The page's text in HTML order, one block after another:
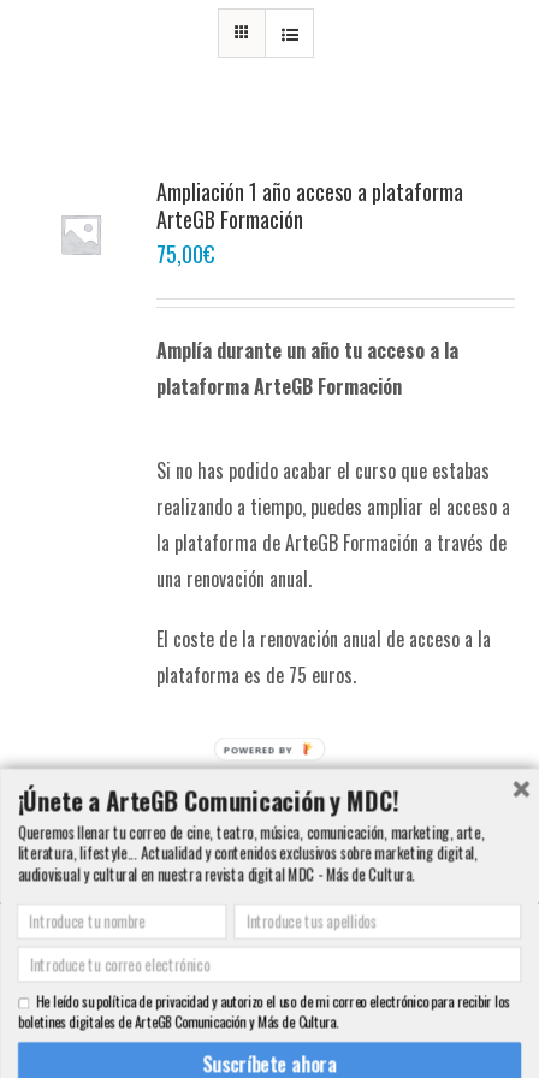
Ampliación 1 año acceso a plataforma
ArteGB Formación
75,00€
Amplía durante un año tu acceso a la
plataforma ArteGB Formación
Si no has podido acabar el curso que estabas
realizando a tiempo, puedes ampliar el acceso a
la plataforma de ArteGB Formación a través de
una renovación anual.
El coste de la renovación anual de acceso a la
plataforma es de 75 euros.
Copyright 2000 - 2016 ArteGB | Todos los derechos reservados |Aviso legal -
Condiciones de Venta y Privacidad - Política de Cookies
info@artegb.com - 915 221 343.
Twitter YouTubePinterestInstagram
¡Únete a ArteGB Comunicación y MDC!
Queremos llenar tu correo de cine, teatro, música, comunicación, marketing, arte,
literatura, lifestyle... Actualidad y contenidos exclusivos sobre marketing digital,
audiovisual y cultural en nuestra revista digital MDC - Más de Cultura.
Suscríbete ahora
He leído su política de privacidad y autorizo el uso de mi correo electrónico para recibir los
boletines digitales de ArteGB Comunicación y Más de Cultura.
POWERED BY